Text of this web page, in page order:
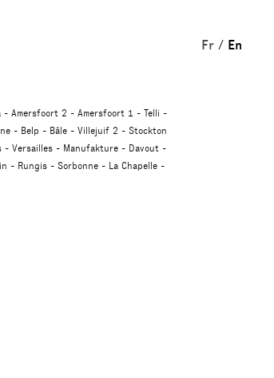
Fr En
Amersfoort 2 Amersfoort 1
Telli
Belp Bâle Villejuif 2
Stockton
Versailles Manufakture
Davout
Rungis Sorbonne
La Chapelle